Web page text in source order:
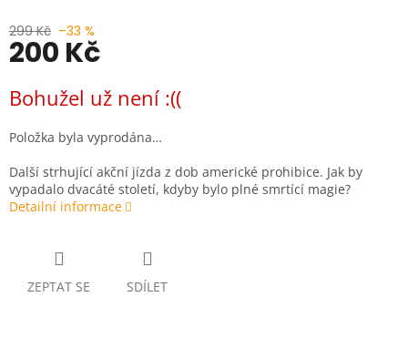
299 Kč –33 %
200 Kč
cena:
Bohužel už není :((
Položka byla vyprodána…
Další strhující akční jízda z dob americké prohibice. Jak by
vypadalo dvacáté století, kdyby bylo plné smrtící magie?
Detailní informace
ZEPTAT SE SDÍLET